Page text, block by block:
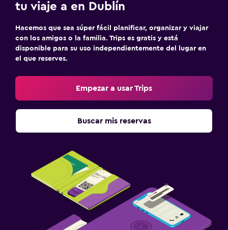
tu viaje a en Dublín
Hacemos que sea súper fácil planificar, organizar y viajar
con los amigos o la familia. Trips es gratis y está
disponible para su uso independientemente del lugar en
el que reserves.
Empezar a usar Trips
Buscar mis reservas